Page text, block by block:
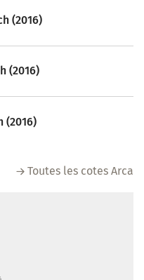
(2016)
(2016)
(2016)
Toutes les cotes Arca